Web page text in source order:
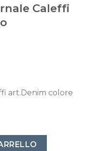
alla lista
dei
Caleffi
art.Denim colore
art.Denim colore